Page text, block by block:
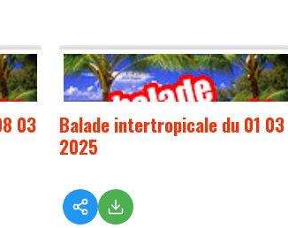
03
Balade intertropicale du 01 03
2025